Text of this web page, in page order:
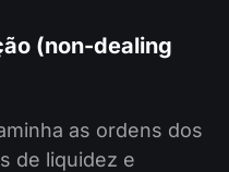
(non-dealing
as ordens dos
de liquidez e